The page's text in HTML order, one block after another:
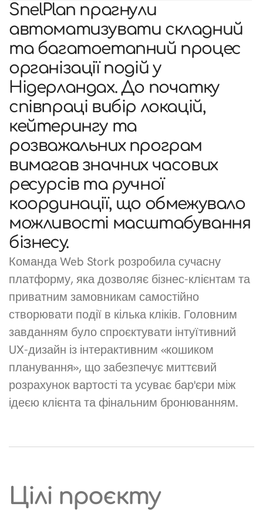
SnelPlan прагнули
автоматизувати складний
та багатоетапний процес
організації подій у
Нідерландах. До початку
співпраці вибір локацій,
кейтерингу та
розважальних програм
вимагав значних часових
ресурсів та ручної
координації, що обмежувало
можливості масштабування
бізнесу.
Команда Web Stork розробила сучасну
платформу, яка дозволяє бізнес-клієнтам та
приватним замовникам самостійно
створювати події в кілька кліків. Головним
завданням було спроєктувати інтуїтивний
UX-дизайн із інтерактивним «кошиком
планування», що забезпечує миттєвий
розрахунок вартості та усуває бар'єри між
ідеєю клієнта та фінальним бронюванням.
Цілі проєкту